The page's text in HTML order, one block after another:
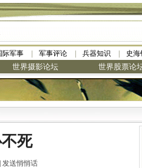
际军事 军事评论 兵器知识 史海
世界摄影论坛 世界股票论
死
发送悄悄话